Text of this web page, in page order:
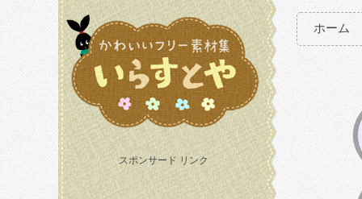
スポンサード リンク
ホーム